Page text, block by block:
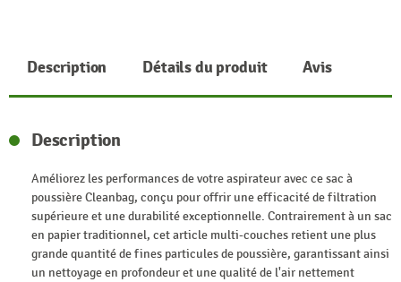
Description Détails du produit Avis
Description
Améliorez les performances de votre aspirateur avec ce sac à
poussière Cleanbag, conçu pour offrir une efficacité de filtration
supérieure et une durabilité exceptionnelle. Contrairement à un sac
en papier traditionnel, cet article multi-couches retient une plus
grande quantité de fines particules de poussière, garantissant ainsi
un nettoyage en profondeur et une qualité de l'air nettement